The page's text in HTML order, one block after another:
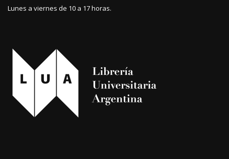
Lunes a viernes de 10 a 17 horas.